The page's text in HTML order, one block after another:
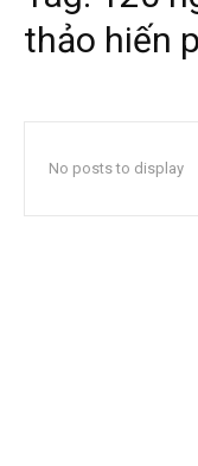
thảo hiến
No posts to display